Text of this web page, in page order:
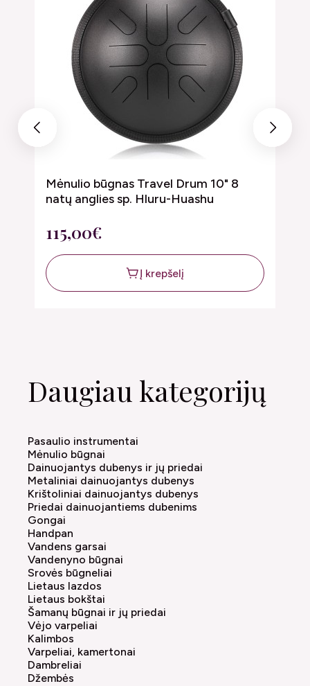
Previous
Mėnulio būgnas Travel Drum 10" 8
natų anglies sp. Hluru-Huashu
115,00€
Į krepšelį
Next
Daugiau kategorijų
Pasaulio instrumentai
Mėnulio būgnai
Dainuojantys dubenys ir jų priedai
Metaliniai dainuojantys dubenys
Krištoliniai dainuojantys dubenys
Priedai dainuojantiems dubenims
Gongai
Handpan
Vandens garsai
Vandenyno būgnai
Srovės būgneliai
Lietaus lazdos
Lietaus bokštai
Šamanų būgnai ir jų priedai
Vėjo varpeliai
Kalimbos
Varpeliai, kamertonai
Dambreliai
Džembės